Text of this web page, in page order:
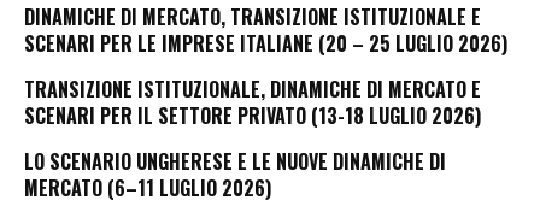
DINAMICHE DI MERCATO, TRANSIZIONE ISTITUZIONALE E
SCENARI PER LE IMPRESE ITALIANE (20 – 25 LUGLIO 2026)
TRANSIZIONE ISTITUZIONALE, DINAMICHE DI MERCATO E
SCENARI PER IL SETTORE PRIVATO (13-18 LUGLIO 2026)
LO SCENARIO UNGHERESE E LE NUOVE DINAMICHE DI
MERCATO (6–11 LUGLIO 2026)